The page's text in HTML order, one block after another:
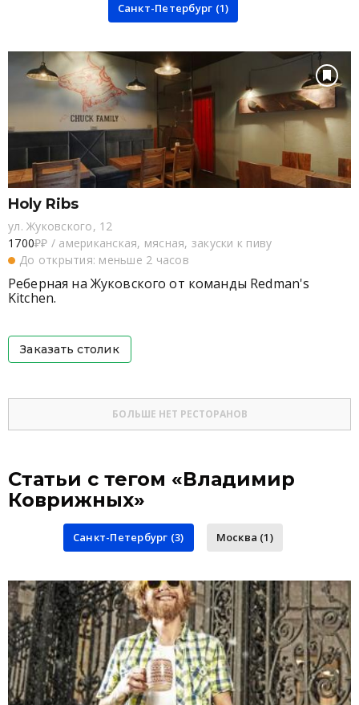
Санкт-Петербург (1)
Holy Ribs
ул. Жуковского, 12
1700₽₽ / американская, мясная, закуски к пиву
До открытия: меньше 2 часов
Реберная на Жуковского от команды Redman's
Kitchen.
Заказать столик
БОЛЬШЕ НЕТ РЕСТОРАНОВ
Статьи с тегом «Владимир
Коврижных»
Санкт-Петербург (3) Москва (1)